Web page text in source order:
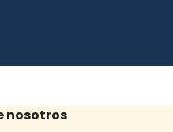
nosotros